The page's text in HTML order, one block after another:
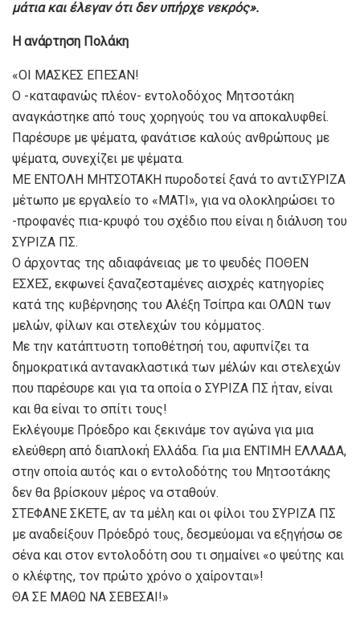
μάτια και έλεγαν ότι δεν υπήρχε νεκρός».
H ανάρτηση Πολάκη
«ΟΙ ΜΑΣΚΕΣ ΕΠΕΣΑΝ!
Ο -καταφανώς πλέον- εντολοδόχος Μητσοτάκη
αναγκάστηκε από τους χορηγούς του να αποκαλυφθεί.
Παρέσυρε με ψέματα, φανάτισε καλούς ανθρώπους με
ψέματα, συνεχίζει με ψέματα.
ΜΕ ΕΝΤΟΛΗ ΜΗΤΣΟΤΑΚΗ πυροδοτεί ξανά το αντιΣΥΡΙΖΑ
μέτωπο με εργαλείο το «ΜΑΤΙ», για να ολοκληρώσει το
-προφανές πια-κρυφό του σχέδιο που είναι η διάλυση του
ΣΥΡΙΖΑ ΠΣ.
Ο άρχοντας της αδιαφάνειας με το ψευδές ΠΟΘΕΝ
ΕΣΧΕΣ, εκφωνεί ξαναζεσταμένες αισχρές κατηγορίες
κατά της κυβέρνησης του Αλέξη Τσίπρα και ΟΛΩΝ των
μελών, φίλων και στελεχών του κόμματος.
Με την κατάπτυστη τοποθέτησή του, αφυπνίζει τα
δημοκρατικά αντανακλαστικά των μέλών και στελεχών
που παρέσυρε και για τα οποία ο ΣΥΡΙΖΑ ΠΣ ήταν, είναι
και θα είναι το σπίτι τους!
Εκλέγουμε Πρόεδρο και ξεκινάμε τον αγώνα για μια
ελεύθερη από διαπλοκή Ελλάδα. Για μια ΕΝΤΙΜΗ ΕΛΛΑΔΑ,
στην οποία αυτός και ο εντολοδότης του Μητσοτάκης
δεν θα βρίσκουν μέρος να σταθούν.
ΣΤΕΦΑΝΕ ΣΚΕΤΕ, αν τα μέλη και οι φίλοι του ΣΥΡΙΖΑ ΠΣ
με αναδείξουν Πρόεδρό τους, δεσμεύομαι να εξηγήσω σε
σένα και στον εντολοδότη σου τι σημαίνει «ο ψεύτης και
ο κλέφτης, τον πρώτο χρόνο ο χαίρονται»!
ΘΑ ΣΕ ΜΑΘΩ ΝΑ ΣΕΒΕΣΑΙ!»